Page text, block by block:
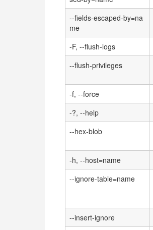
--fields-escaped-by=na
me
-F, --flush-logs
--flush-privileges
-f, --force
-?, --help
--hex-blob
-h, --host=name
--ignore-table=name
--insert-ignore